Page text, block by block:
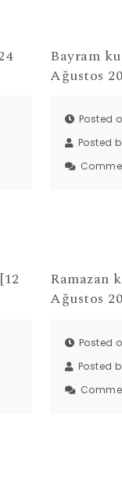
Bayram
Ağustos
Posted
Posted
Ramazan
Ağustos
Posted
Posted